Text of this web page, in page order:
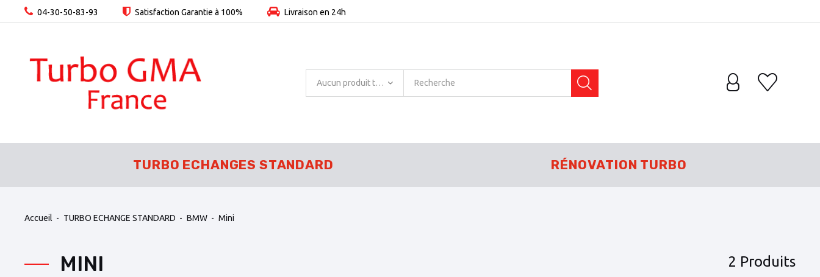
04-30-50-83-93 Satisfaction Garantie à 100% Livraison en 24h
Aucun produit trouvé
TURBO ECHANGES STANDARD RÉNOVATION TURBO
Accueil TURBO ECHANGE STANDARD BMW Mini
MINI 2 Produits